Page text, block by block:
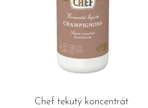
Chef tekutý koncentrát